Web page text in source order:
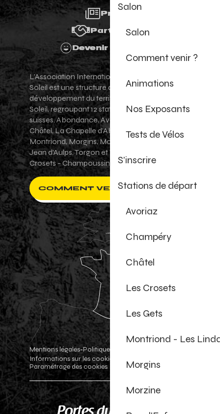
Salon
Salon
Comment venir ?
Animations
Nos Exposants
Tests de Vélos
S'inscrire
Stations de départ
Avoriaz
Champéry
Châtel
Les Crosets
Les Gets
Montriond - Les
Morgins
Morzine
Presse
Partenaires
Devenir Bénévole
L'Association Internationale des Portes du
Soleil est une structure de promotion et de
développement du territoire des Portes du
Soleil, regroupant 12 stations villages franco-
suisses. Abondance, Avoriaz 1800, Champéry,
Châtel, La Chapelle d'Abondance, Les Gets,
Montriond, Morgins, Morzine-Avoriaz, Saint-
Jean d'Aulps, Torgon et Val-d'Illiez - Les
Crosets - Champoussin.
COMMENT VENIR ?
Mentions légales-Politique de confidentialité
Informations sur les cookies
Paramétrage des cookies